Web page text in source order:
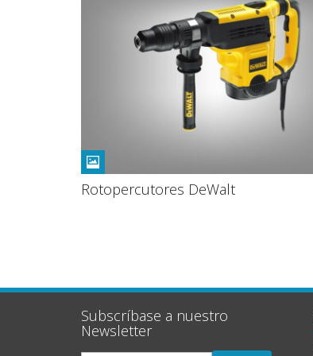
Rotopercutores DeWalt
Subscríbase a nuestro
Newsletter